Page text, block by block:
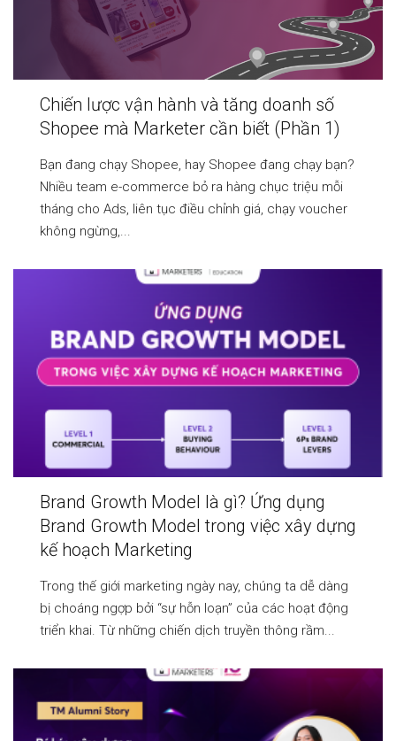
Chiến lược vận hành và tăng doanh số
Shopee mà Marketer cần biết (Phần 1)
Bạn đang chạy Shopee, hay Shopee đang chạy bạn?
Nhiều team e-commerce bỏ ra hàng chục triệu mỗi
tháng cho Ads, liên tục điều chỉnh giá, chạy voucher
không ngừng,...
Brand Growth Model là gì? Ứng dụng
Brand Growth Model trong việc xây dựng
kế hoạch Marketing
Trong thế giới marketing ngày nay, chúng ta dễ dàng
bị choáng ngợp bởi “sự hỗn loạn” của các hoạt động
triển khai. Từ những chiến dịch truyền thông rầm...